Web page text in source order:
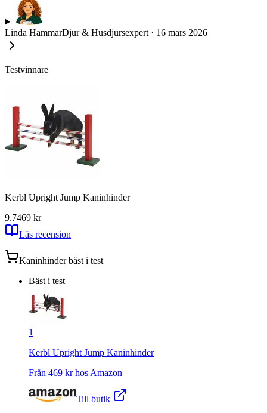
Linda HammarDjur & Husdjursexpert · 16 mars 2026
Testvinnare
Kerbl Upright Jump Kaninhinder
9.7469 kr
Läs recension
Kaninhinderbäst i test
Bäst i test
1
Kerbl Upright Jump Kaninhinder
Från 469 kr hos Amazon
Till butik